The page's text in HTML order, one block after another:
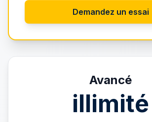
Demandez un essai
Avancé
illimité